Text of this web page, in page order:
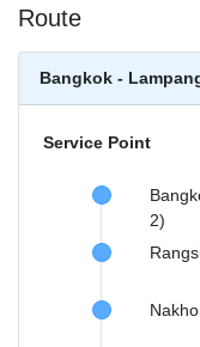
Route
Bangkok -
Service Point
2)